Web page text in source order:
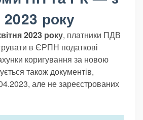
2023 року
2023 року, платники ПДВ
в ЄРПН податкові
коригування за новою
також документів,
але не зареєстрованих